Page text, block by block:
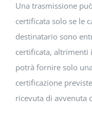
Una trasmissione
certificata solo se le
destinatario sono
certificata, altrimenti
potrà fornire solo
certificazione
ricevuta di avvenuta